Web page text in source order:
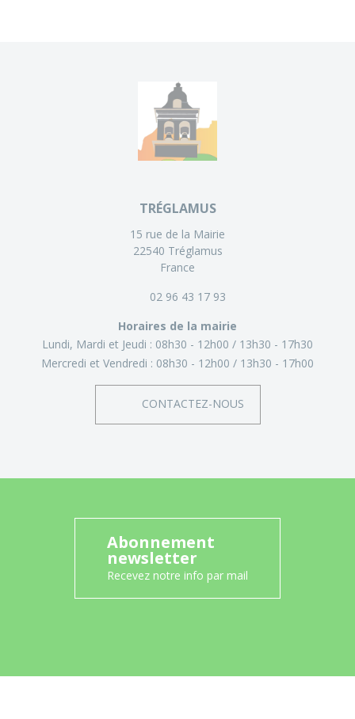
TRÉGLAMUS
15 rue de la Mairie
22540 Tréglamus
France
02 96 43 17 93
Horaires de la mairie
Lundi, Mardi et Jeudi : 08h30 - 12h00
13h30 - 17h30
Mercredi et Vendredi : 08h30 - 12h00 13h30 - 17h00
CONTACTEZ-NOUS
Abonnement
newsletter
Recevez notre info par mail